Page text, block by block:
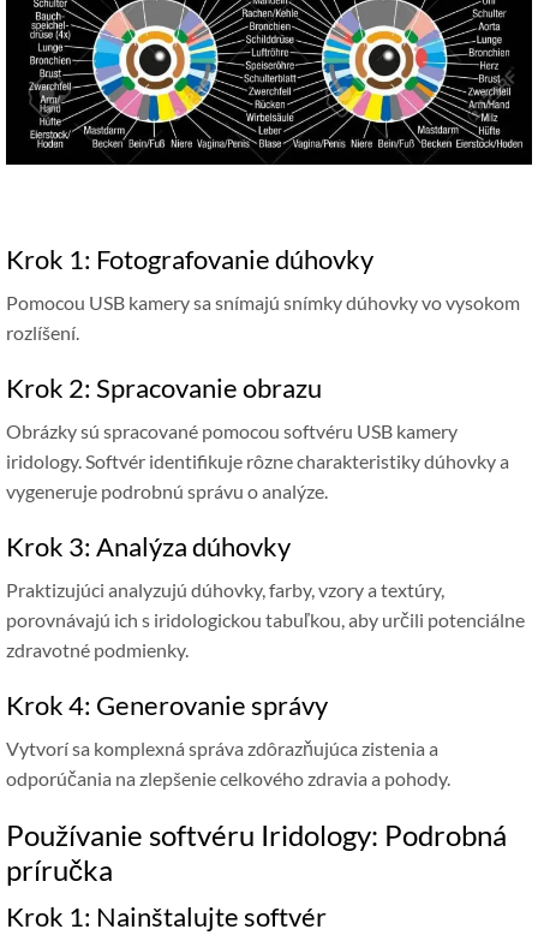
Krok 1: Fotografovanie dúhovky
Pomocou USB kamery sa snímajú snímky dúhovky vo vysokom
rozlíšení.
Krok 2: Spracovanie obrazu
Obrázky sú spracované pomocou softvéru USB kamery
iridology. Softvér identifikuje rôzne charakteristiky dúhovky a
vygeneruje podrobnú správu o analýze.
Krok 3: Analýza dúhovky
Praktizujúci analyzujú dúhovky, farby, vzory a textúry,
porovnávajú ich s iridologickou tabuľkou, aby určili potenciálne
zdravotné podmienky.
Krok 4: Generovanie správy
Vytvorí sa komplexná správa zdôrazňujúca zistenia a
odporúčania na zlepšenie celkového zdravia a pohody.
Používanie softvéru Iridology: Podrobná
príručka
Krok 1: Nainštalujte softvér